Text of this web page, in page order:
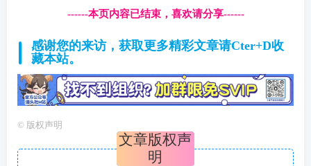
------本页内容已结束，喜欢请分享------
感谢您的来访，获取更多精彩文章请Cter+D收
藏本站。
© 版权声明
文章版权声
明